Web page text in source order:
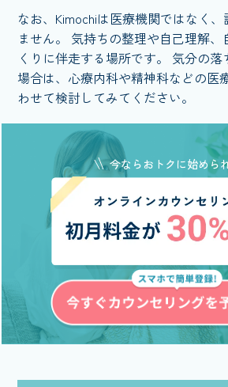
なお、Kimochiは医療機関ではなく
ません。 気持ちの整理や自己理解
くりに伴走する場所です。 気分の落
場合は、心療内科や精神科などの医
わせて検討してみてください。
今ならおトクに始めら